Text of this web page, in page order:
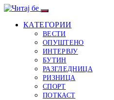
КАТЕГОРИИ
ВЕСТИ
ОПУШТЕНО
ИНТЕРВЈУ
БУТИН
РАЗГЛЕДНИЦА
РИЗНИЦА
СПОРТ
ПОТКАСТ